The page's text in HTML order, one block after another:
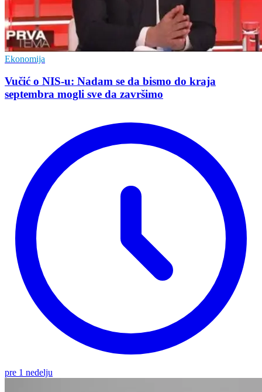
Ekonomija
Vučić o NIS-u: Nadam se da bismo do kraja
septembra mogli sve da završimo
pre 1 nedelju